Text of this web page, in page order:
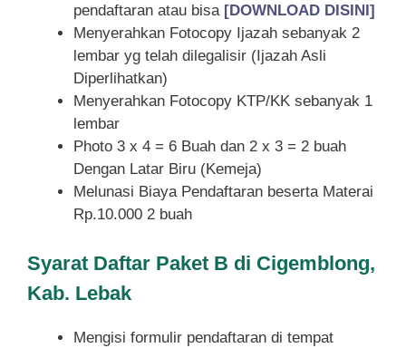
pendaftaran atau bisa [DOWNLOAD DISINI]
Menyerahkan Fotocopy Ijazah sebanyak 2
lembar yg telah dilegalisir (Ijazah Asli
Diperlihatkan)
Menyerahkan Fotocopy KTP/KK sebanyak 1
lembar
Photo 3 x 4 = 6 Buah dan 2 x 3 = 2 buah
Dengan Latar Biru (Kemeja)
Melunasi Biaya Pendaftaran beserta Materai
Rp.10.000 2 buah
Syarat Daftar Paket B di Cigemblong,
Kab. Lebak
Mengisi formulir pendaftaran di tempat